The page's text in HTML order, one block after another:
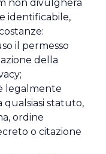
non divulgherà
identificabile,
il permesso
della
legalmente
qualsiasi statuto,
ordine
o citazione